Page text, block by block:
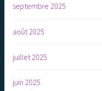
septembre 2025
août 2025
juillet 2025
juin 2025